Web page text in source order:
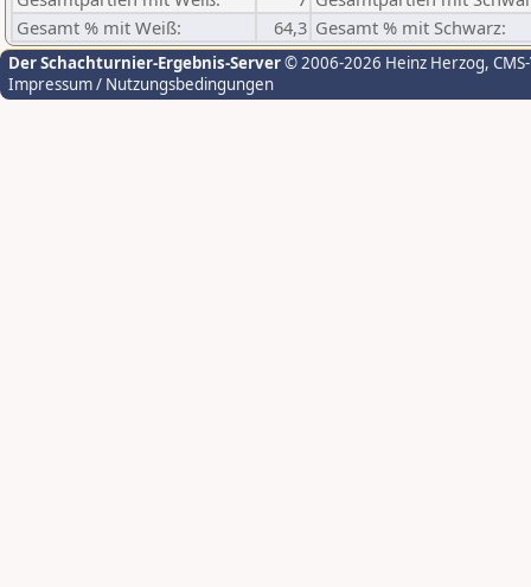
Gesamt % mit Weiß:
64,3 Gesamt % mit Schwarz:
Der Schachturnier-Ergebnis-Server© 2006-2026 Heinz Herzog,
Impressum / Nutzungsbedingungen